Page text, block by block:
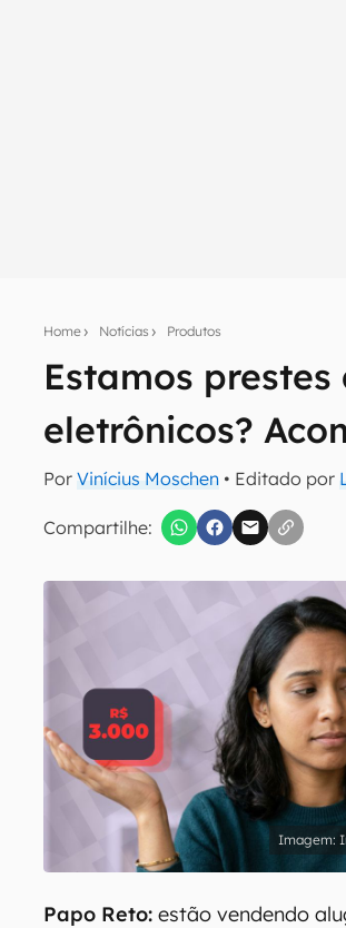
Home Notícias Produtos
Estamos
eletrônicos?
PorVinícius Moschen • Editado por
Compartilhe:
Seu resumo
Assine a newsletter do
Confirmo que li, aceito e
Papo Reto: estão vendendo